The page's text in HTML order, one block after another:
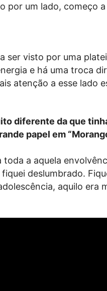
por um lado, começo
ser visto por uma
e há uma troca
atenção a esse lado
diferente da que
papel em
a aquela
deslumbrado.
aquilo era